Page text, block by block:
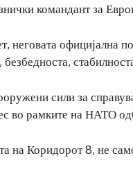
командант за
официјална
сили за
во рамките на НАТО
на Коридорот 8, не